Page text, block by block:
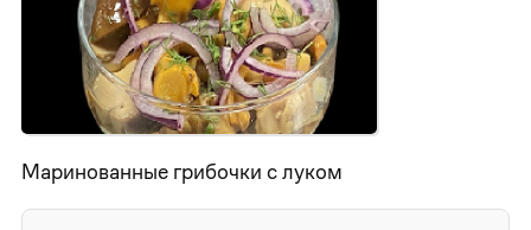
Маринованные грибочки с луком